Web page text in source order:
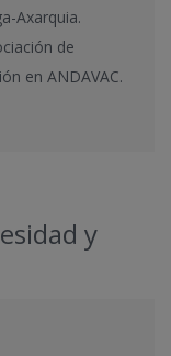
Axarquia.
de
en ANDAVAC.
y